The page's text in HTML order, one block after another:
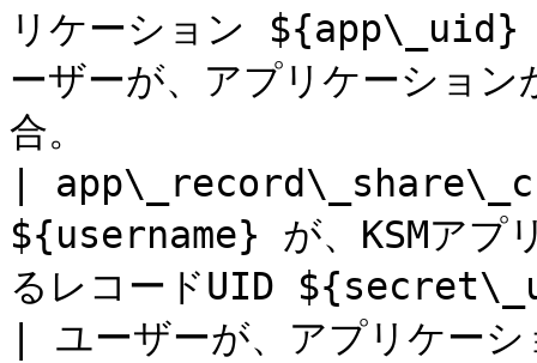
リケーション
ーザーが、アプリケーショ
合。
|
${username} が、KSMア
るレコードUID
| ユーザーが、アプリケー